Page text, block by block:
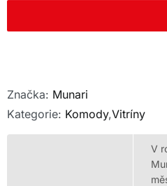
Značka: Munari
Kategorie: Komody,Vitríny
V